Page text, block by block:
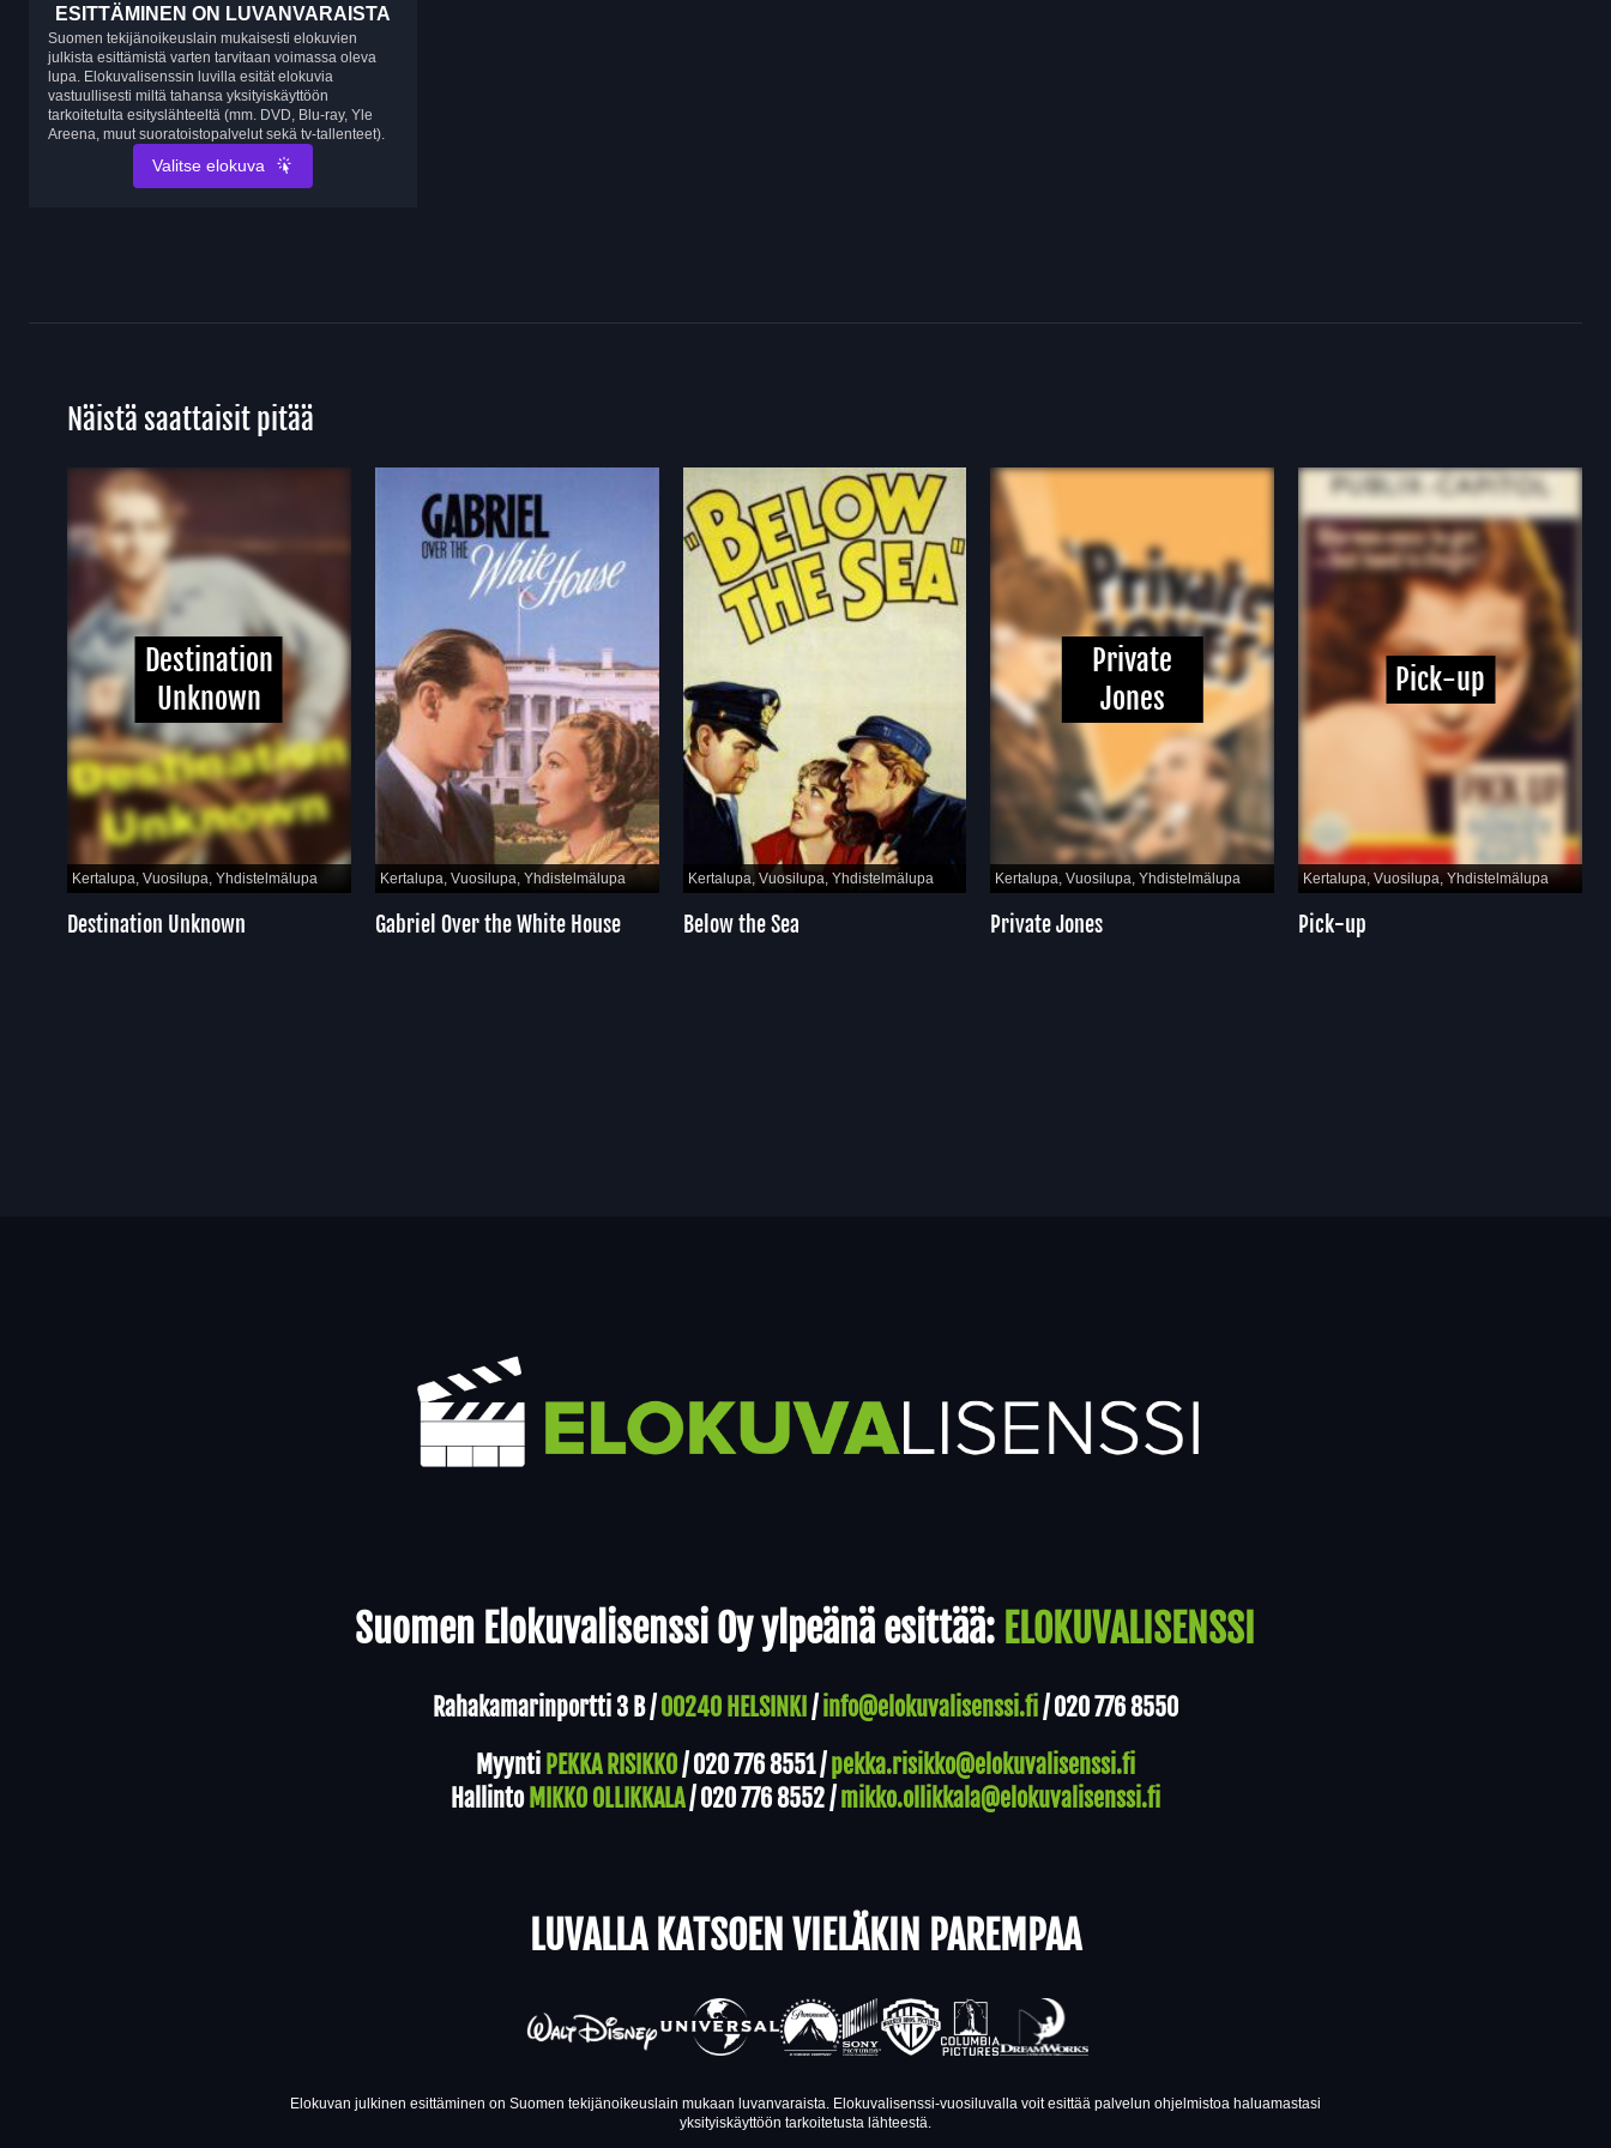
ESITTÄMINEN ON LUVANVARAISTA
Suomen tekijänoikeuslain mukaisesti elokuvien
julkista esittämistä varten tarvitaan voimassa oleva
lupa. Elokuvalisenssin luvilla esität elokuvia
vastuullisesti miltä tahansa yksityiskäyttöön
tarkoitetulta esityslähteeltä (mm. DVD, Blu-ray, Yle
Areena, muut suoratoistopalvelut sekä tv-tallenteet).
Valitse elokuva
Näistä saattaisit pitää
Destination
Unknown
Kertalupa, Vuosilupa, Yhdistelmälupa
Destination Unknown
Kertalupa, Vuosilupa, Yhdistelmälupa
Gabriel Over the White House
Kertalupa, Vuosilupa, Yhdistelmälupa
Below the Sea
Private
Jones
Kertalupa, Vuosilupa, Yhdistelmälupa
Private Jones
Pick-up
Kertalupa, Vuosilupa, Yhdistelmälupa
Pick-up
Suomen Elokuvalisenssi Oy ylpeänä esittää: ELOKUVALISENSSI
Rahakamarinportti 3 B /00240 HELSINKI /info@elokuvalisenssi.fi/020 776 8550
Myynti PEKKA RISIKKO/020 776 8551/pekka.risikko@elokuvalisenssi.fi
Hallinto MIKKO OLLIKKALA/020 776 8552/mikko.ollikkala@elokuvalisenssi.fi
LUVALLA KATSOEN VIELÄKIN PAREMPAA
Elokuvan julkinen esittäminen on Suomen tekijänoikeuslain mukaan luvanvaraista. Elokuvalisenssi-vuosiluvalla voit esittää palvelun ohjelmistoa haluamastasi
yksityiskäyttöön tarkoitetusta lähteestä.